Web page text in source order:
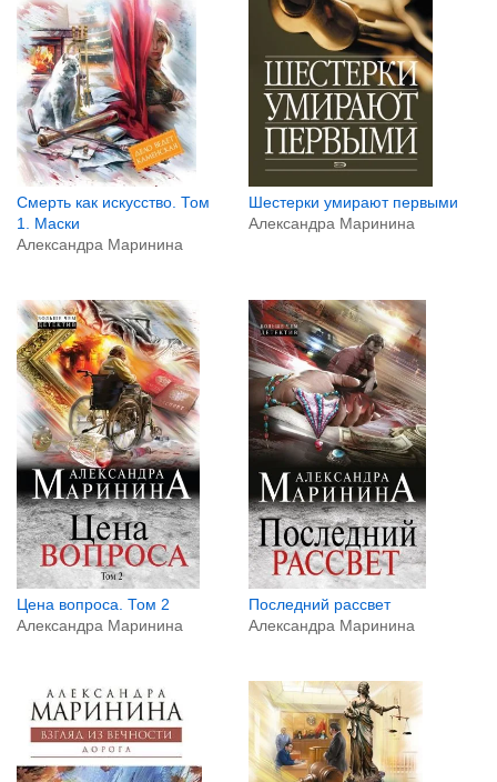
Смерть как искусство. Том
1. Маски
Александра Маринина
Шестерки умирают первыми
Александра Маринина
Цена вопроса. Том 2
Александра Маринина
Последний рассвет
Александра Маринина